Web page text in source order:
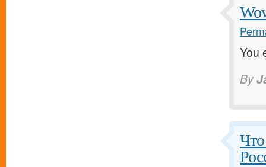
You
By